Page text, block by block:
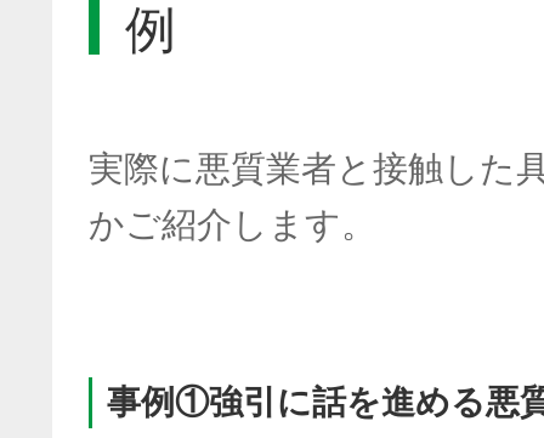
例
実際に悪質業者と接触した
かご紹介します。
事例①強引に話を進める悪